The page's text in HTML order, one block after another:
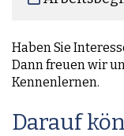
Haben Sie
Dann freuen wir
Kennenlernen.
Darauf